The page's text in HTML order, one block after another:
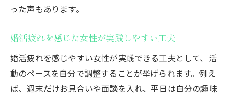
った声もあります。
婚活疲れを感じた女性が実践しやすい工夫
婚活疲れを感じやすい女性が実践できる工夫として、活
動のペースを自分で調整することが挙げられます。例え
ば、週末だけお見合いや面談を入れ、平日は自分の趣味